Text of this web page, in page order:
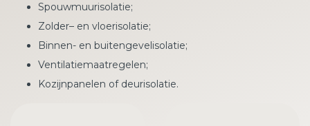
Spouwmuurisolatie;
Zolder– en vloerisolatie;
Binnen- en buitengevelisolatie;
Ventilatiemaatregelen;
Kozijnpanelen of deurisolatie.